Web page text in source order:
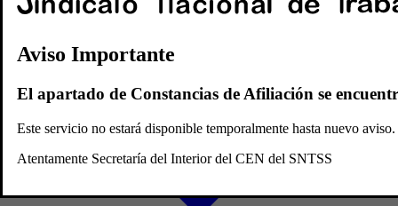
Aviso Importante
El apartado de Constancias de Afiliación se
Este servicio no estará disponible temporalmente hasta nuevo
Atentamente Secretaría del Interior del CEN del SNTSS